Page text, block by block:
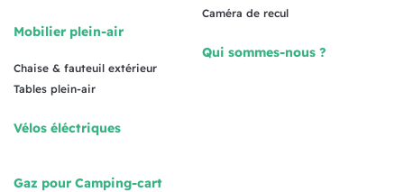
Mobilier plein-air
Chaise & fauteuil extérieur
Tables plein-air
Vélos éléctriques
Gaz pour Camping-cart
Caméra de recul
Qui sommes-nous ?